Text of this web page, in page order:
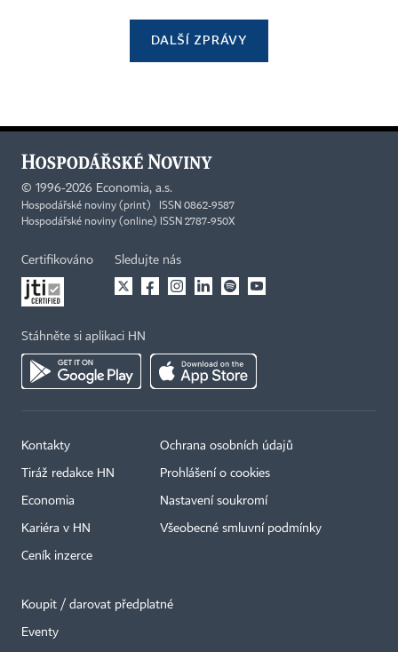
DALŠÍ ZPRÁVY
© 1996-2026 Economia, a.s.
Hospodářské noviny (print) ISSN 0862-9587
Hospodářské noviny (online) ISSN 2787-950X
Certifikováno Sledujte nás
Stáhněte si aplikaci HN
Kontakty
Tiráž redakce HN
Economia
Kariéra v HN
Ceník inzerce
Ochrana osobních údajů
Prohlášení o cookies
Nastavení soukromí
Všeobecné smluvní podmínky
Koupit / darovat předplatné
Eventy